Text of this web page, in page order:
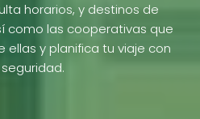
horarios, y destinos de
como las cooperativas que
ellas y planifica tu viaje con